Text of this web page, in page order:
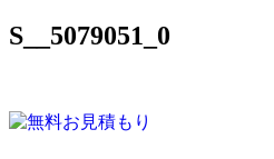
S__5079051_0